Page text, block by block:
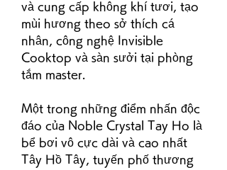
và cung cấp không khí tươi, tạo
mùi hương theo sở thích cá
nhân, công nghệ Invisible
Cooktop và sàn sưởi tại phòng
tắm master.
Một trong những điểm nhấn độc
đáo của Noble Crystal Tay Ho là
bể bơi vô cực dài và cao nhất
Tây Hồ Tây, tuyến phố thương